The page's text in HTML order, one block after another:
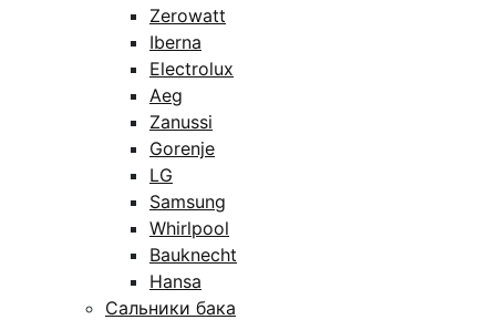
Zerowatt
Iberna
Electrolux
Aeg
Zanussi
Gorenje
LG
Samsung
Whirlpool
Bauknecht
Hansa
Сальники бака